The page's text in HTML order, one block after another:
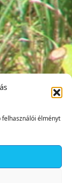
felhasználói élményt
✕